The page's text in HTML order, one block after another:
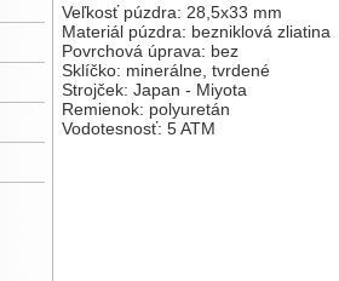
Veľkosť púzdra: 28,5x33 mm
Materiál púzdra: bezniklová zliatina
Povrchová úprava: bez
Sklíčko: minerálne, tvrdené
Strojček: Japan - Miyota
Remienok: polyuretán
Vodotesnosť: 5 ATM